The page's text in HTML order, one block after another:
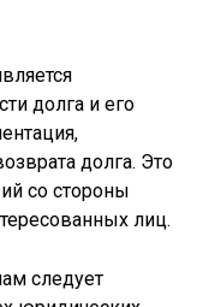
долга и его
долга. Это
со стороны
лиц.
следует